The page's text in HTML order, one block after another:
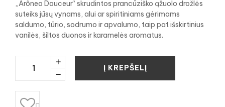
„Arôneo Douceur“ skrudintos prancūziško ąžuolo drožlės
suteiks jūsų vynams, alui ar spiritiniams gėrimams
saldumo, tūrio, sodrumo ir apvalumo, taip pat išskirtinius
vanilės, šiltos duonos ir karamelės aromatus.
Į KREPŠELĮ